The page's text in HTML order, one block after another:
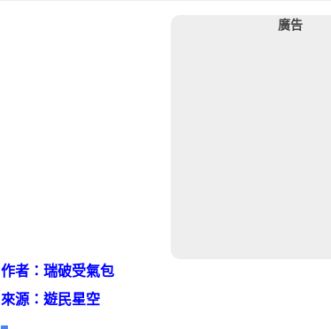
廣告
作者：瑞破受氣包
來源：遊民星空